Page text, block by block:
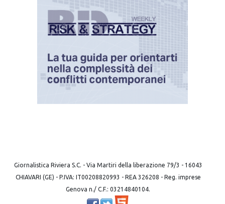
Giornalistica Riviera S.C. - Via Martiri della liberazione 79/3 - 16043
CHIAVARI (GE) - P.IVA: IT00208820993 - REA 326208 - Reg. imprese
Genova n./ C.F.: 03214840104.